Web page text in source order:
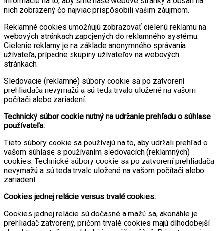
nich zobrazený čo najviac prispôsobili vašim záujmom.
Reklamné cookies umožňujú zobrazovať cielenú reklamu na
webových stránkach zapojených do reklamného systému.
Cielenie reklamy je na základe anonymného správania
užívateľa, prípadne skupiny užívateľov na webových
stránkach.
Sledovacie (reklamné) súbory cookie sa po zatvorení
prehliadača nevymažú a sú teda trvalo uložené na vašom
počítači alebo zariadení.
Technický súbor cookie nutný na udržanie prehľadu o súhlase
používateľa:
Tieto súbory cookie sa používajú na to, aby udržali prehľad o
vašom súhlase s používaním sledovacích (reklamných)
cookies. Technické súbory cookie sa po zatvorení prehliadača
nevymažú a sú teda trvalo uložené na vašom počítači alebo
zariadení.
Cookies jednej relácie versus trvalé cookies:
Cookies jednej relácie sú dočasné a mažú sa, akonáhle je
prehliadač zatvorený, pričom trvalé cookies majú dlhodobejší